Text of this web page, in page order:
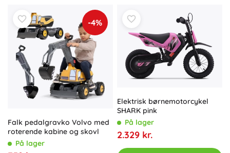
-4%
Falk pedalgravko Volvo med
roterende kabine og skovl
På lager
Elektrisk børnemotorcykel
SHARK pink
På lager
2.329 kr.